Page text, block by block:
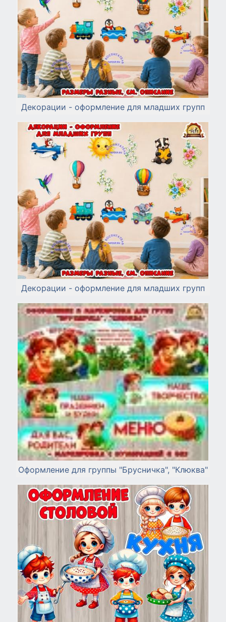
Декорации - оформление для младших групп
Декорации - оформление для младших групп
Оформление для группы "Брусничка", "Клюква"